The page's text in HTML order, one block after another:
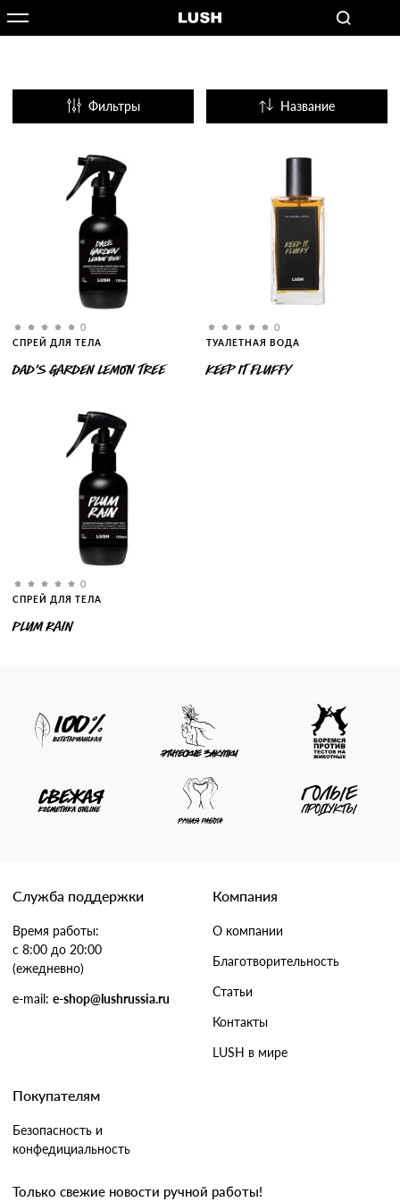
Фильтры Название
0
СПРЕЙ ДЛЯ ТЕЛА
DAD’S GARDEN LEMON TREE
0
ТУАЛЕТНАЯ ВОДА
KEEP IT FLUFFY
0
СПРЕЙ ДЛЯ ТЕЛА
PLUM RAIN
Служба поддержки
Время работы:
с 8:00 до 20:00
(ежедневно)
e-mail: e-shop@lushrussia.ru
Компания
О компании
Благотворительность
Статьи
Контакты
LUSH в мире
Покупателям
Безопасность и
конфедициальность
Только свежие новости ручной работы!